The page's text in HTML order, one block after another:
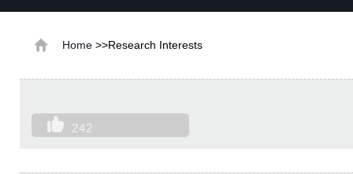
Home >>Research Interests
242